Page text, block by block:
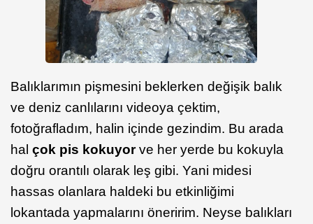
Balıklarımın pişmesini beklerken değişik balık
ve deniz canlılarını videoya çektim,
fotoğrafladım, halin içinde gezindim. Bu arada
hal çok pis kokuyorve her yerde bu kokuyla
doğru orantılı olarak leş gibi. Yani midesi
hassas olanlara haldeki bu etkinliğimi
lokantada yapmalarını öneririm. Neyse balıkları